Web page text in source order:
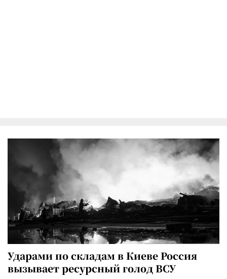
Ударами по складам в Киеве Россия
вызывает ресурсный голод ВСУ